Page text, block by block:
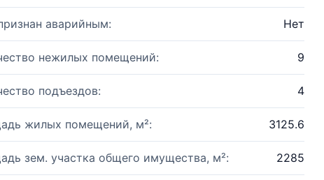
аварийным: Нет
нежилых помещений: 9
подъездов: 4
жилых помещений, м²: 3125.6
зем. участка общего имущества, м²: 2285